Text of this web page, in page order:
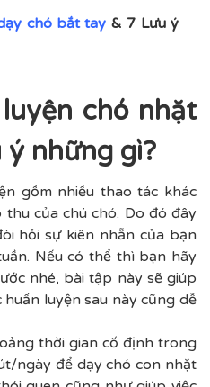
chó bắt tay & 7 Lưu ý
chó nhặt
những gì?
gồm nhiều thao tác khác
thu của chú chó. Do đó đây
hỏi sự kiên nhẫn của bạn
Nếu có thể thì bạn hãy
nhé, bài tập này sẽ giúp
luyện sau này cũng dễ
thời gian cố định trong
ngày để dạy chó con nhặt